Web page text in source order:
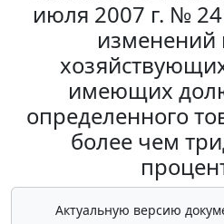
июля 2007 г. №
изменений
имеющих
определенного
более чем
Актуальную версию